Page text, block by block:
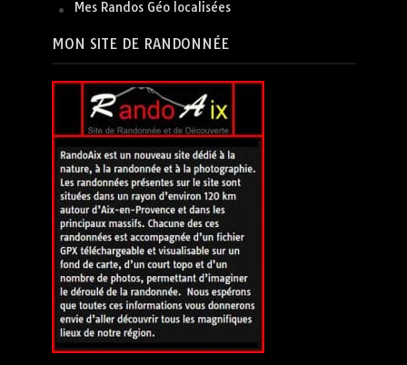
Mes Randos Géo localisées
MON SITE DE RANDONNÉE